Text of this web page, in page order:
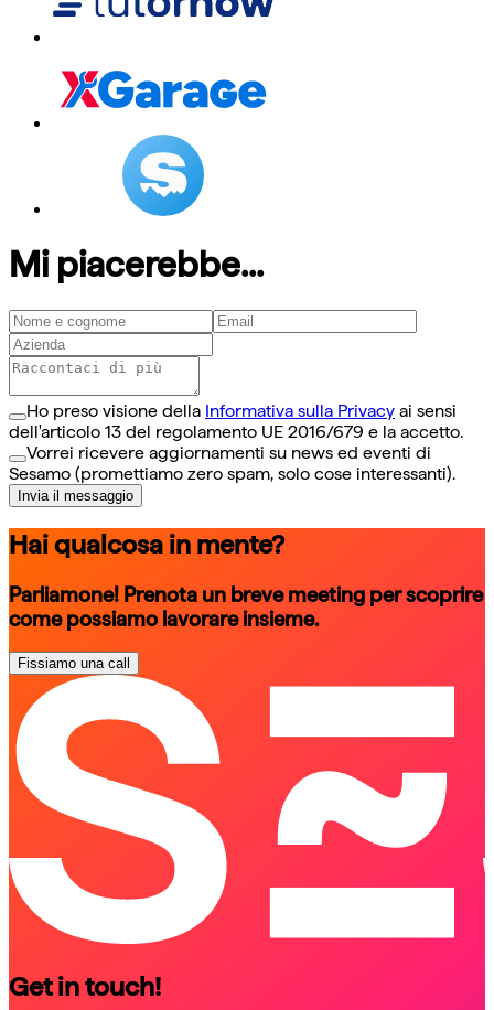
Mi piacerebbe...
Ho preso visione della Informativa sulla Privacy ai sensi
dell'articolo 13 del regolamento UE 2016/679 e la accetto.
Vorrei ricevere aggiornamenti su news ed eventi di
Sesamo (promettiamo zero spam, solo cose interessanti).
Invia il messaggio
Hai qualcosa in mente?
Parliamone! Prenota un breve meeting per scoprire
come possiamo lavorare insieme.
Fissiamo una call
schedule a call
schedule a call
Get in touch!